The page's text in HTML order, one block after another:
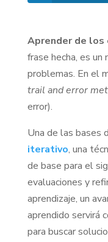
Aprender de los
frase hecha, es
problemas. En el
trail and error
error).
Una de las bases
iterativo, una
de base para el
evaluaciones y
aprendizaje, un
aprendido servirá
para buscar